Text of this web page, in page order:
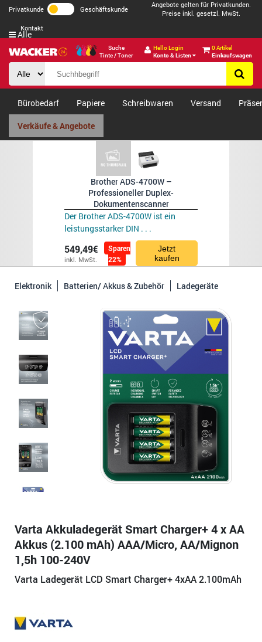
Privatkunde Geschäftskunde
Angebote gelten für Privatkunden.
Preise inkl. gesetzl. MwSt.
Kontakt
Suche
Tinte / Toner
Hello Login
Konto & Listen
0 Artikel
Einkaufswagen
Alle
Bürobedarf Papiere Schreibwaren Versand
Verkäufe & Angebote
Brother ADS-4700W –
Professioneller Duplex-
Dokumentenscanner
Der Brother ADS-4700W ist ein
leistungsstarker DIN . . .
549,49€
inkl. MwSt.
Sparen
22%
Jetzt
kaufen
Elektronik Batterien/ Akkus & Zubehör Ladegeräte
Varta Akkuladegerät Smart Charger+ 4 x AA
Akkus (2.100 mAh) AAA/Micro, AA/Mignon
1,5h 100-240V
Varta Ladegerät LCD Smart Charger+ 4xAA 2.100mAh